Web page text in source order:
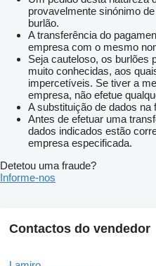
provavelmente sinónimo
burlão.
A transferência do
empresa com o mesmo
Seja cauteloso, os burlões
muito conhecidas, aos
impercetíveis. Se tiver a
empresa, não efetue
A substituição de dados
Antes de efetuar uma
dados indicados estão
empresa especificada.
Detetou uma fraude?
Informe-nos
Contactos do vendedor